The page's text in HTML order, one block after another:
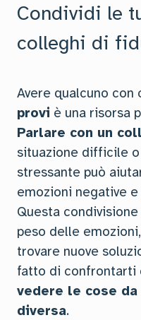
Condividi le
colleghi di
Avere qualcuno con
provi è una risorsa
Parlare con un
situazione difficile
stressante può
emozioni negative
Questa
peso delle
trovare nuove
fatto di confrontarti
vedere le cose
diversa.